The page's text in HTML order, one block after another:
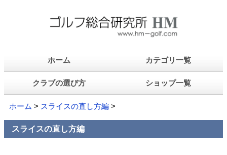
ホーム カテゴリ一覧
クラブの選び方 ショップ一覧
ホーム > スライスの直し方編 >
スライスの直し方編